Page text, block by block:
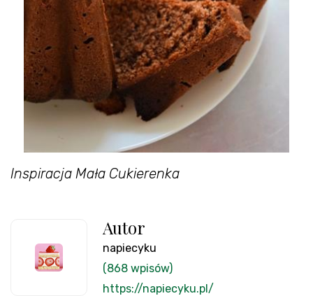
Inspiracja Mała Cukierenka
Autor
napiecyku
(868 wpisów)
https://napiecyku.pl/